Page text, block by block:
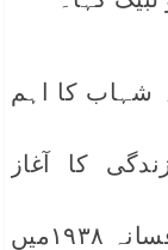
شہاب کا اہم
کا آغاز
افسانہ نگاری سے کیا۔ان کا پہلا افسانہ ۱۹۳۸میں